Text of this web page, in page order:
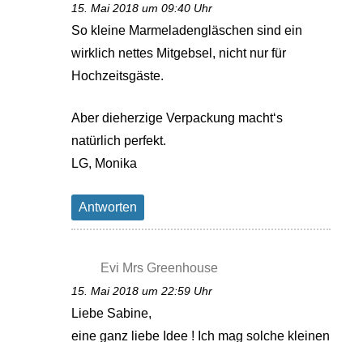
15. Mai 2018 um 09:40 Uhr
So kleine Marmeladengläschen sind ein
wirklich nettes Mitgebsel, nicht nur für
Hochzeitsgäste.
Aber dieherzige Verpackung macht‘s
natürlich perfekt.
LG, Monika
Antworten
Evi Mrs Greenhouse
15. Mai 2018 um 22:59 Uhr
Liebe Sabine,
eine ganz liebe Idee ! Ich mag solche kleinen